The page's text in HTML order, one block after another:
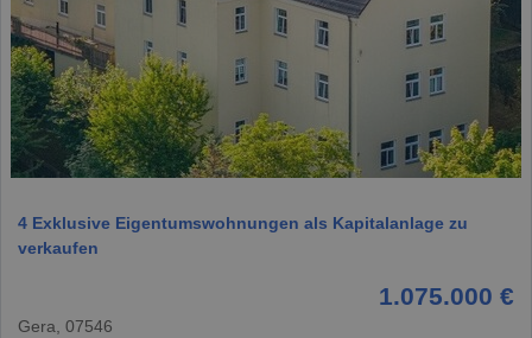
1 / 20
4 Exklusive Eigentumswohnungen als Kapitalanlage zu
verkaufen
1.075.000 €
Gera, 07546